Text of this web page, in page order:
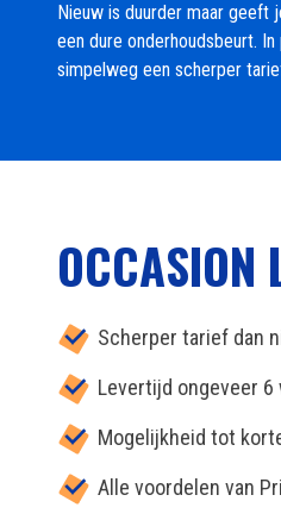
Nieuw is duurder maar geeft
een dure onderhoudsbeurt.
simpelweg een scherper
OCCASION
Scherper tarief dan
Levertijd ongeveer 6
Mogelijkheid tot
Alle voordelen van